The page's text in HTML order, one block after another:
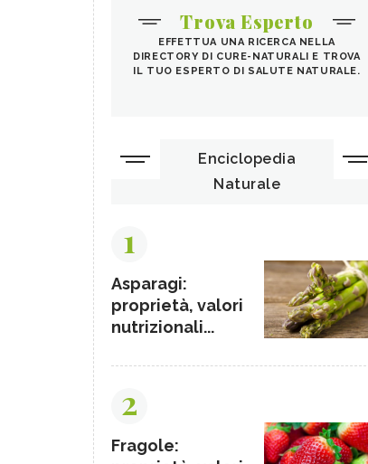
Trova Esperto
EFFETTUA UNA RICERCA NELLA
DIRECTORY DI CURE-NATURALI E TROVA
IL TUO ESPERTO DI SALUTE NATURALE.
Enciclopedia
Naturale
1
Asparagi:
proprietà, valori
nutrizionali...
2
Fragole: